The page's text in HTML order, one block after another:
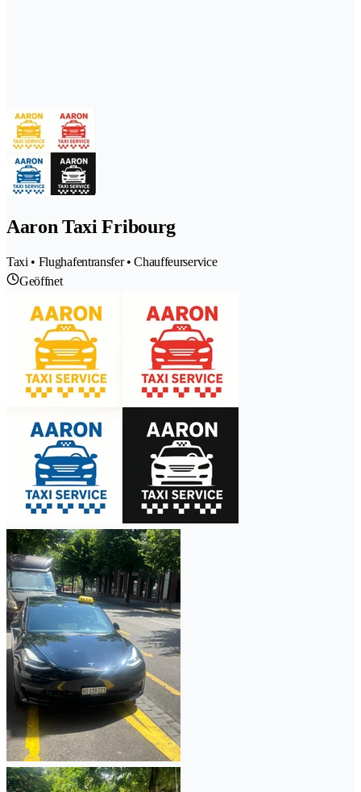
Aaron Taxi Fribourg
Taxi • Flughafentransfer • Chauffeurservice
Geöffnet